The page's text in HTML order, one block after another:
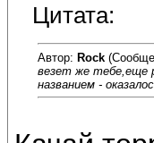
Цитата:
Автор: Rock
везет же тебе,еще
названием -